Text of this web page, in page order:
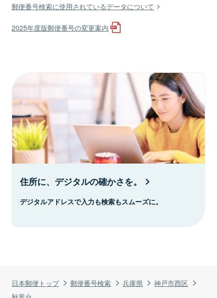
日本郵便トップ 郵便番号検索 兵庫県
神戸市西区
郵便番号検索に使用されているデータについて
2025年度版郵便番号の変更案内
住所に、デジタルの確かさを。
デジタルアドレスで入力も検索もスムーズに。